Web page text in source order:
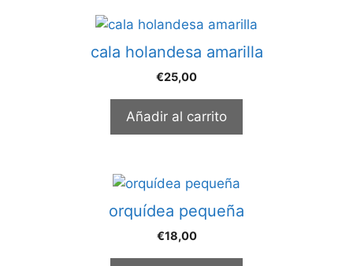
cala holandesa amarilla
€25,00
Añadir al carrito
orquídea pequeña
€18,00